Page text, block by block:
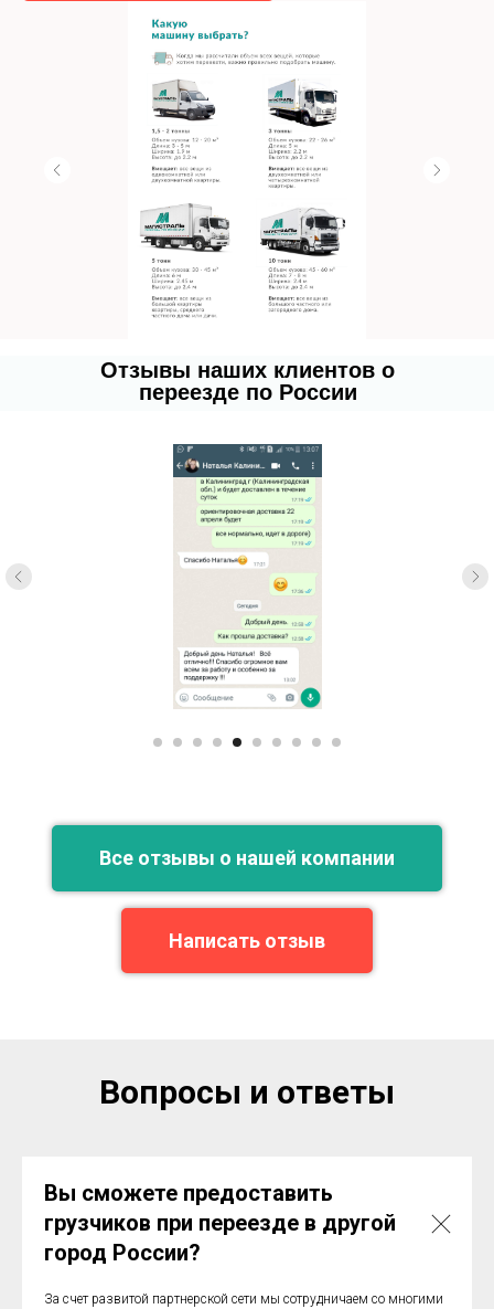
Отзывы наших клиентов о
переезде по России
Все отзывы о нашей компании
Написать отзыв
Вопросы и ответы
Вы сможете предоставить
грузчиков при переезде в другой
город России?
За счет развитой партнерской сети мы сотрудничаем со многими